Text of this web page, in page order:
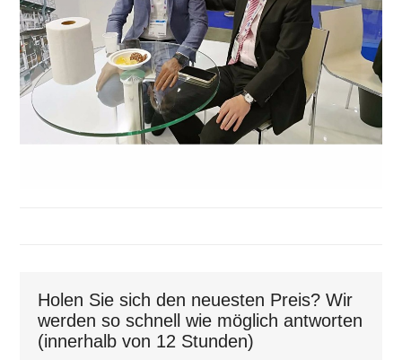
Holen Sie sich den neuesten Preis? Wir
werden so schnell wie möglich antworten
(innerhalb von 12 Stunden)